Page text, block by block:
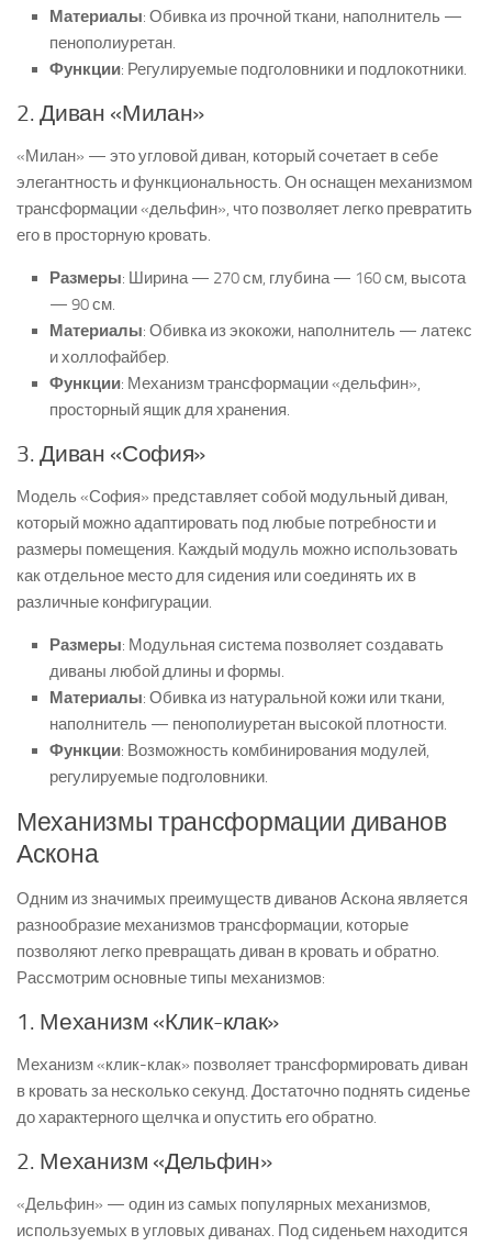
Материалы: Обивка из прочной ткани, наполнитель —
пенополиуретан.
Функции: Регулируемые подголовники и подлокотники.
2. Диван «Милан»
«Милан» — это угловой диван, который сочетает в себе
элегантность и функциональность. Он оснащен механизмом
трансформации «дельфин», что позволяет легко превратить
его в просторную кровать.
Размеры: Ширина — 270 см, глубина — 160 см, высота
— 90 см.
Материалы: Обивка из экокожи, наполнитель — латекс
и холлофайбер.
Функции: Механизм трансформации «дельфин»,
просторный ящик для хранения.
3. Диван «София»
Модель «София» представляет собой модульный диван,
который можно адаптировать под любые потребности и
размеры помещения. Каждый модуль можно использовать
как отдельное место для сидения или соединять их в
различные конфигурации.
Размеры: Модульная система позволяет создавать
диваны любой длины и формы.
Материалы: Обивка из натуральной кожи или ткани,
наполнитель — пенополиуретан высокой плотности.
Функции: Возможность комбинирования модулей,
регулируемые подголовники.
Механизмы трансформации диванов
Аскона
Одним из значимых преимуществ диванов Аскона является
разнообразие механизмов трансформации, которые
позволяют легко превращать диван в кровать и обратно.
Рассмотрим основные типы механизмов:
1. Механизм «Клик-клак»
Механизм «клик-клак» позволяет трансформировать диван
в кровать за несколько секунд. Достаточно поднять сиденье
до характерного щелчка и опустить его обратно.
2. Механизм «Дельфин»
«Дельфин» — один из самых популярных механизмов,
используемых в угловых диванах. Под сиденьем находится